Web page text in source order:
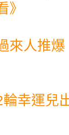
》
來人推
輪幸運